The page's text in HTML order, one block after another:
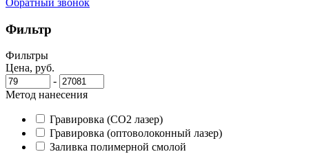
Обратный звонок
Фильтр
Фильтры
Цена, руб.
-
Метод нанесения
Гравировка (CO2 лазер)
Гравировка (оптоволоконный лазер)
Заливка полимерной смолой